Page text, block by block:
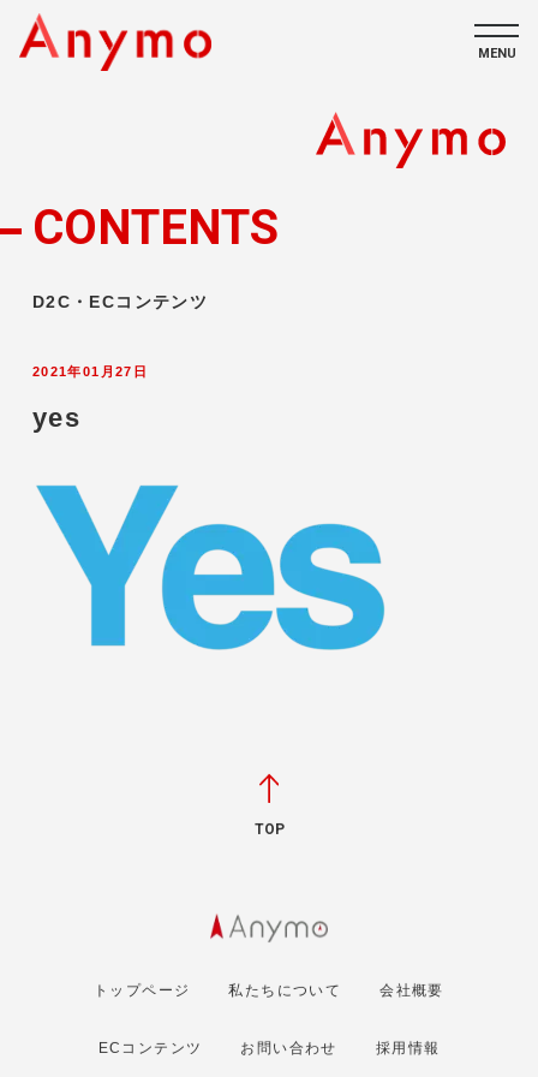
私たちについて
MENU
CONTENTS
D2C・ECコンテンツ
2021年01月27日
yes
TOP
トップページ 私たちについて 会社概要
ECコンテンツ お問い合わせ 採用情報